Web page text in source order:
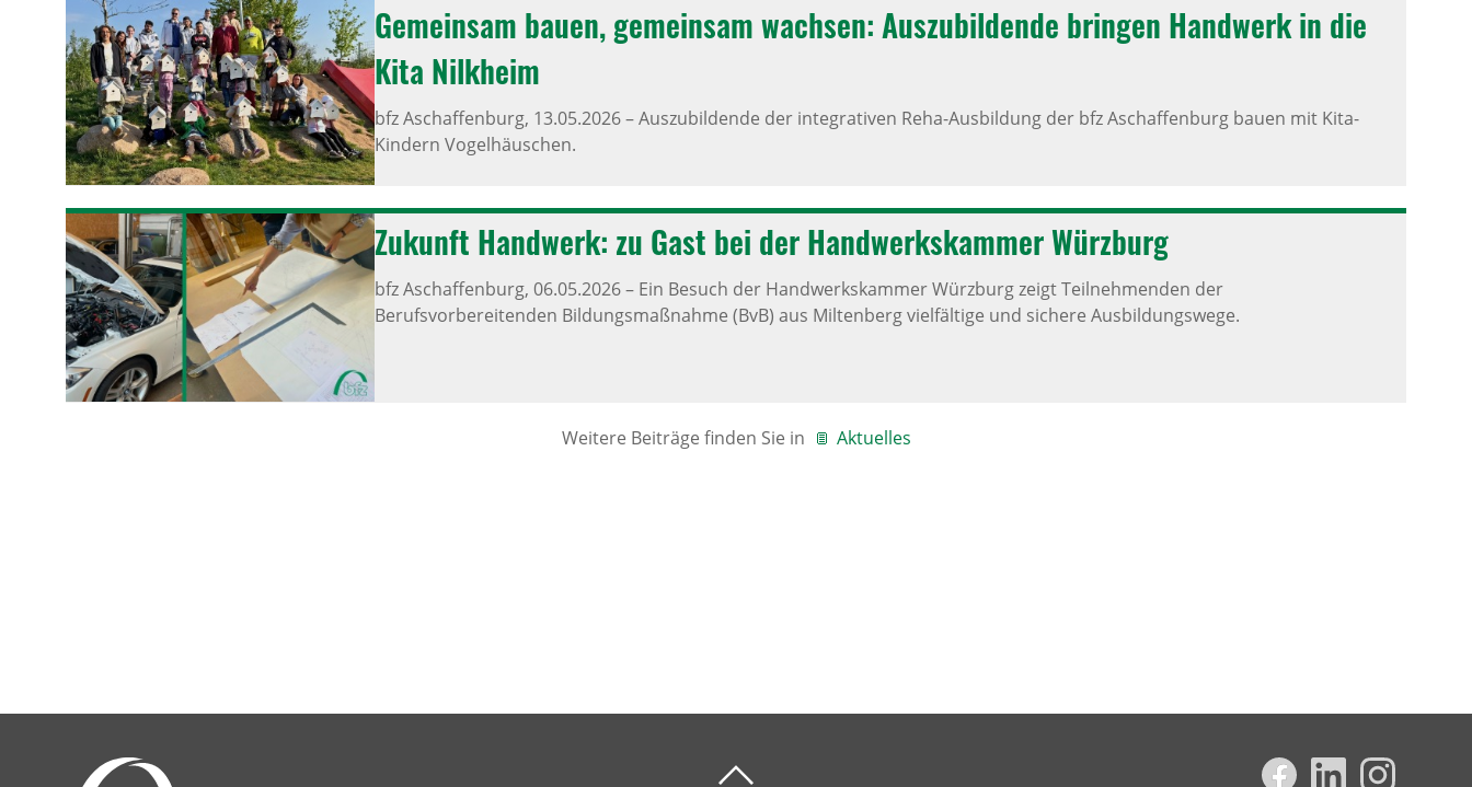
Gemeinsam bauen, gemeinsam wachsen: Auszu­bil­dende bringen Hand­werk in die
Kita Nilk­heim
bfz Aschaffenburg, 13.05.2026–Auszubildende der integrativen Reha-Ausbildung der bfz Aschaffenburg bauen mit Kita-
Kindern Vogelhäuschen.
Zukunft Hand­werk: zu Gast bei der Hand­werks­kammer Würz­burg
bfz Aschaffenburg, 06.05.2026–Ein Besuch der Handwerkskammer Würzburg zeigt Teilnehmenden der
Berufsvorbereitenden Bildungsmaßnahme (BvB) aus Miltenberg vielfältige und sichere Ausbildungswege.
Weitere Beiträge finden Sie in Aktuelles